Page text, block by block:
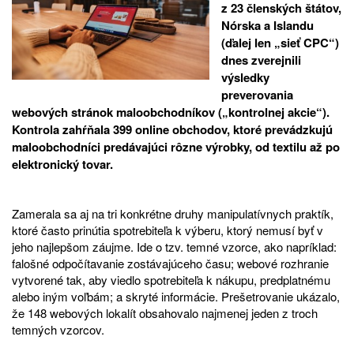
z 23 členských štátov,
Nórska a Islandu
(ďalej len „sieť CPC“)
dnes zverejnili
výsledky
preverovania
webových stránok maloobchodníkov („kontrolnej akcie“).
Kontrola zahŕňala 399 online obchodov, ktoré prevádzkujú
maloobchodníci predávajúci rôzne výrobky, od textilu až po
elektronický tovar.
Zamerala sa aj na tri konkrétne druhy manipulatívnych praktík,
ktoré často prinútia spotrebiteľa k výberu, ktorý nemusí byť v
jeho najlepšom záujme. Ide o tzv. temné vzorce, ako napríklad:
falošné odpočítavanie zostávajúceho času; webové rozhranie
vytvorené tak, aby viedlo spotrebiteľa k nákupu, predplatnému
alebo iným voľbám; a skryté informácie. Prešetrovanie ukázalo,
že 148 webových lokalít obsahovalo najmenej jeden z troch
temných vzorcov.